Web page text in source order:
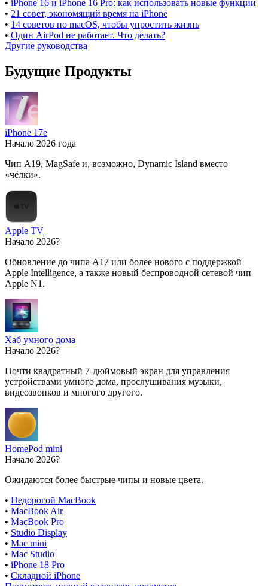
• iPhone 16 и iPhone 16 Pro: как использовать новые функции
• 21 совет, экономящий время на iPhone
• 14 советов по macOS, чтобы упростить жизнь
• Один AirPod не работает. Что делать?
Другие руководства
Будущие Продукты
iPhone 17e
Начало 2026 года
Чип A19, MagSafe и, возможно, Dynamic Island вместо
«чёлки».
Apple TV
Начало 2026?
Обновление до чипа A17 или более нового с поддержкой
Apple Intelligence, а также новый беспроводной сетевой чип
Apple N1.
Хаб умного дома
Начало 2026?
Почти квадратный 7-дюймовый экран для управления
устройствами умного дома, прослушивания музыки,
видеозвонков и многого другого.
HomePod mini
Начало 2026?
Ожидаются более быстрые чипы и новые цвета.
• Недорогой MacBook
• MacBook Air
• MacBook Pro
• Studio Display
• Mac mini
• Mac Studio
• iPhone 18 Pro
• Складной iPhone